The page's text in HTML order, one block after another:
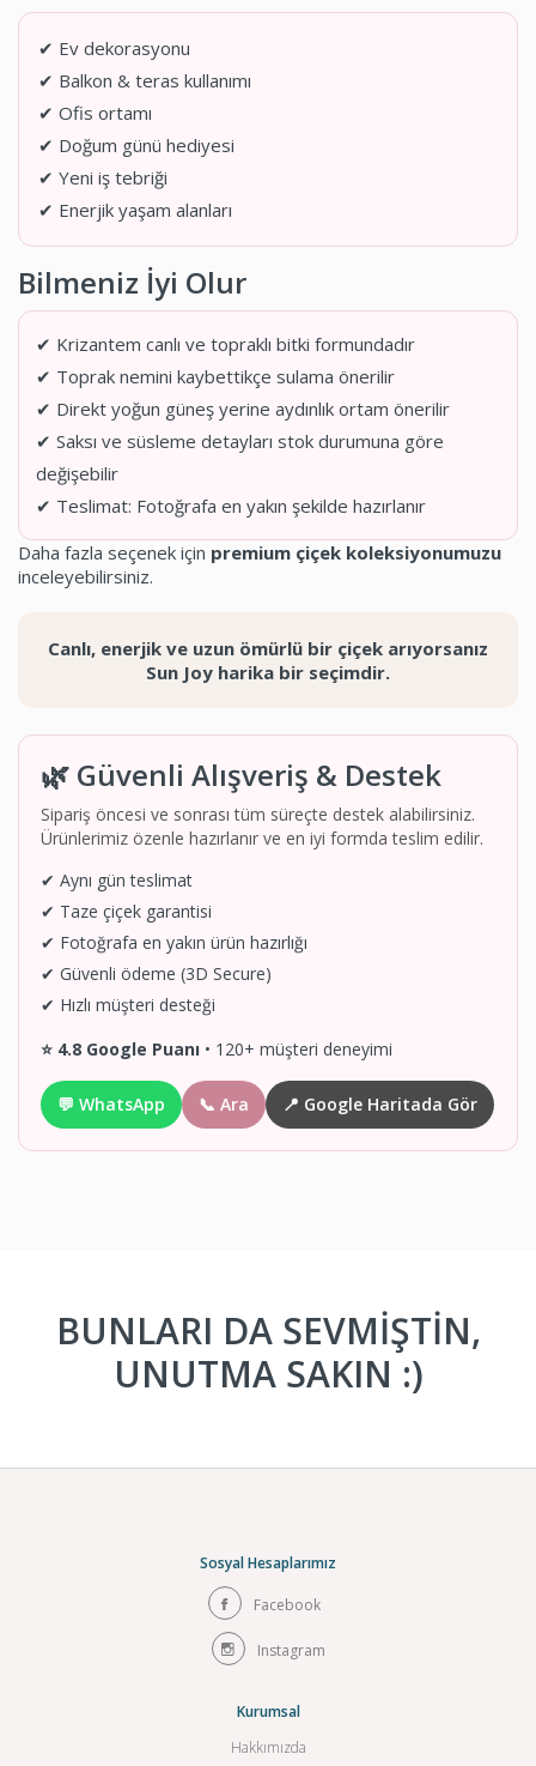
✔ Ev dekorasyonu
✔ Balkon & teras kullanımı
✔ Ofis ortamı
✔ Doğum günü hediyesi
✔ Yeni iş tebriği
✔ Enerjik yaşam alanları
Bilmeniz İyi Olur
✔ Krizantem canlı ve topraklı bitki formundadır
✔ Toprak nemini kaybettikçe sulama önerilir
✔ Direkt yoğun güneş yerine aydınlık ortam önerilir
✔ Saksı ve süsleme detayları stok durumuna göre
değişebilir
✔ Teslimat: Fotoğrafa en yakın şekilde hazırlanır
Daha fazla seçenek için premium çiçek koleksiyonumuzu
inceleyebilirsiniz.
Canlı, enerjik ve uzun ömürlü bir çiçek arıyorsanız
Sun Joy harika bir seçimdir.
🌿 Güvenli Alışveriş & Destek
Sipariş öncesi ve sonrası tüm süreçte destek alabilirsiniz.
Ürünlerimiz özenle hazırlanır ve en iyi formda teslim edilir.
✔ Aynı gün teslimat
✔ Taze çiçek garantisi
✔ Fotoğrafa en yakın ürün hazırlığı
✔ Güvenli ödeme (3D Secure)
✔ Hızlı müşteri desteği
⭐ 4.8 Google Puanı • 120+ müşteri deneyimi
💬 WhatsApp 📞 Ara 📍 Google Haritada Gör
BUNLARI DA SEVMİŞTİN,
UNUTMA SAKIN :)
Sosyal Hesaplarımız
Facebook
Instagram
Kurumsal
Hakkımızda